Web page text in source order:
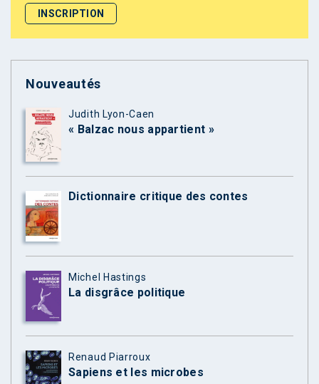
Nouveautés
Judith Lyon-Caen
« Balzac nous appartient »
Dictionnaire critique des contes
Michel Hastings
La disgrâce politique
Renaud Piarroux
Sapiens et les microbes